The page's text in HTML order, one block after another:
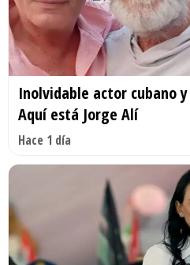
Inolvidable actor cubano
Aquí está Jorge Alí
Hace 1 día